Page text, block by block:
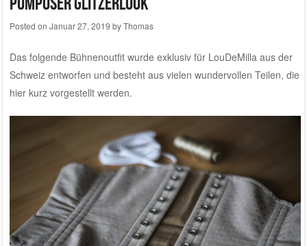
Posted on Januar 27, 2019 byThomas
Das folgende Bühnenoutfit wurde exklusiv für LouDeMilla aus der
Schweizentworfen und besteht aus vielen wundervollen Teilen, die
hier kurz vorgestellt werden.